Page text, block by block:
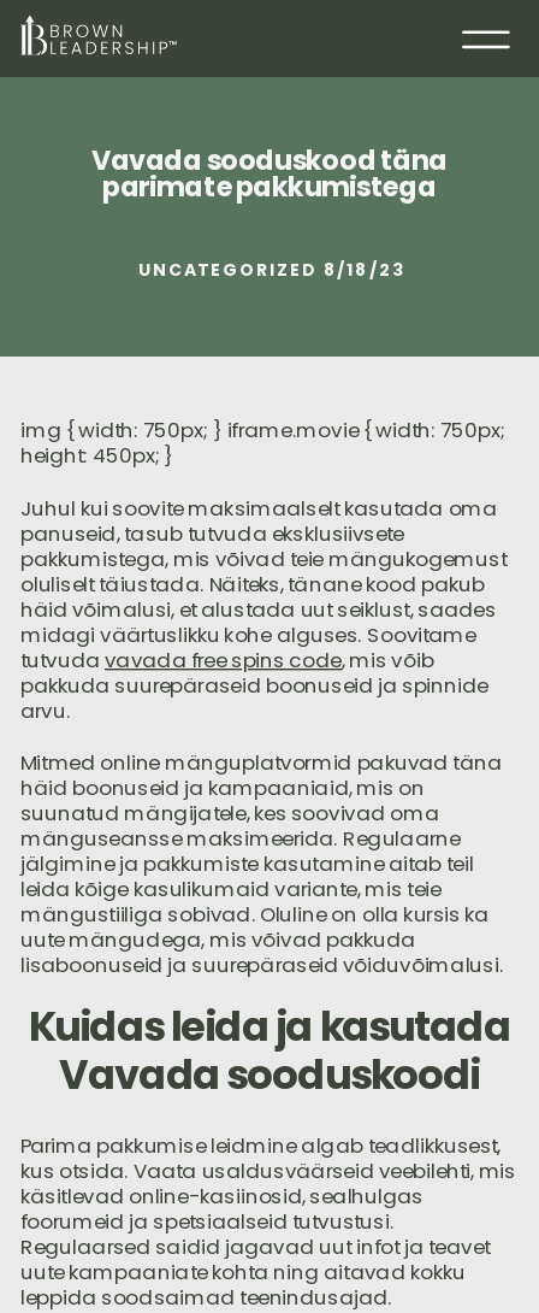
Vavada sooduskood täna
parimate pakkumistega
8/18/23
UNCATEGORIZED
img { width: 750px; } iframe.movie { width: 750px;
height: 450px; }
Juhul kui soovite maksimaalselt kasutada oma
panuseid, tasub tutvuda eksklusiivsete
pakkumistega, mis võivad teie mängukogemust
oluliselt täiustada. Näiteks, tänane kood pakub
häid võimalusi, et alustada uut seiklust, saades
midagi väärtuslikku kohe alguses. Soovitame
tutvuda vavada free spins code, mis võib
pakkuda suurepäraseid boonuseid ja spinnide
arvu.
Mitmed online mänguplatvormid pakuvad täna
häid boonuseid ja kampaaniaid, mis on
suunatud mängijatele, kes soovivad oma
mänguseansse maksimeerida. Regulaarne
jälgimine ja pakkumiste kasutamine aitab teil
leida kõige kasulikumaid variante, mis teie
mängustiiliga sobivad. Oluline on olla kursis ka
uute mängudega, mis võivad pakkuda
lisaboonuseid ja suurepäraseid võiduvõimalusi.
Kuidas leida ja kasutada
Vavada sooduskoodi
Parima pakkumise leidmine algab teadlikkusest,
kus otsida. Vaata usaldusväärseid veebilehti, mis
käsitlevad online-kasiinosid, sealhulgas
foorumeid ja spetsiaalseid tutvustusi.
Regulaarsed saidid jagavad uut infot ja teavet
uute kampaaniate kohta ning aitavad kokku
leppida soodsaimad teenindusajad.